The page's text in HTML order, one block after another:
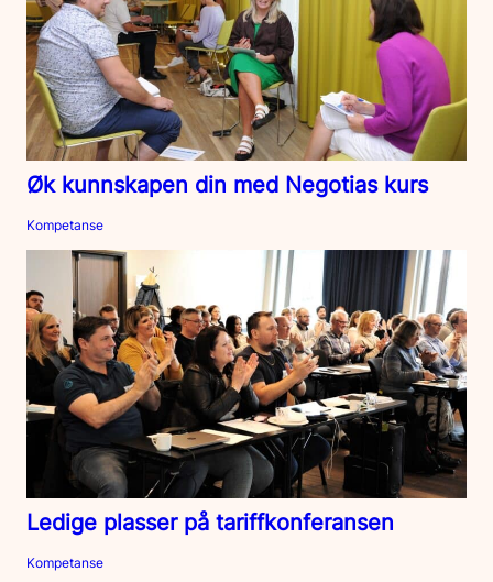
Øk kunnskapen din med Negotias kurs
Kompetanse
Ledige plasser på tariffkonferansen
Kompetanse